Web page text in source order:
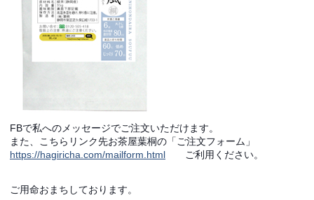
FBで私へのメッセージでご注文いただけます。
また、こちらリンク先お茶屋葉桐の「ご注文フォーム」
https://hagiricha.com/mailform.html ご利用ください。
ご用命おまちしております。